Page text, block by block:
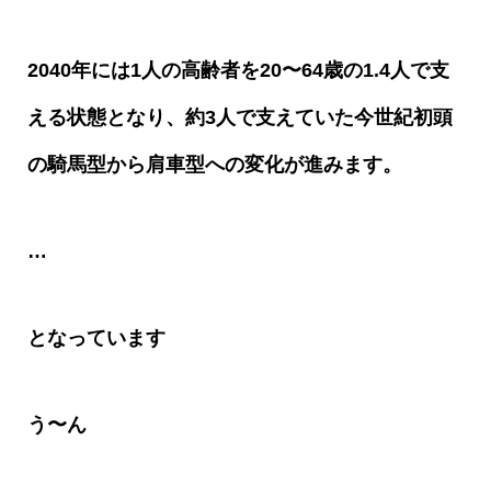
2040年には1人の高齢者を20〜64歳の1.4人で支
える状態となり、約3人で支えていた今世紀初頭
の騎馬型から肩車型への変化が進みます。
…
となっています
う〜ん